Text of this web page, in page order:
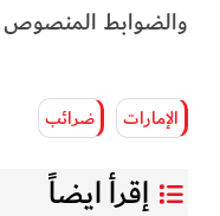
والضوابط المنصوص
الإمارات ضرائب
إقرأ ايضاً